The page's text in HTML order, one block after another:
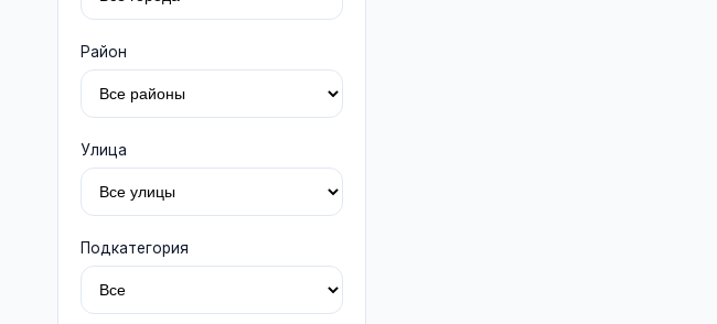
Район
Улица
Подкатегория